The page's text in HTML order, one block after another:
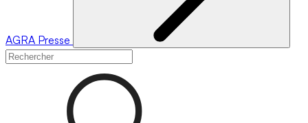
AGRA Presse